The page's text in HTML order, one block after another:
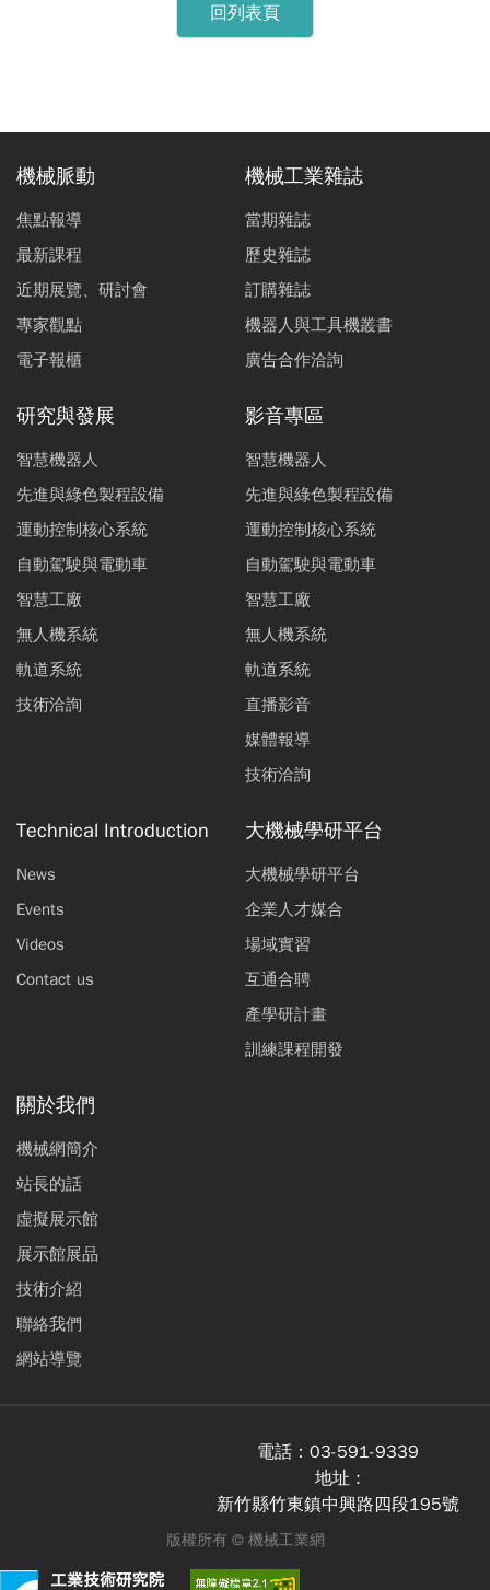
回列表頁
機械脈動
焦點報導
最新課程
近期展覽、研討會
專家觀點
電子報櫃
機械工業雜誌
當期雜誌
歷史雜誌
訂購雜誌
機器人與工具機叢書
廣告合作洽詢
研究與發展
智慧機器人
先進與綠色製程設備
運動控制核心系統
自動駕駛與電動車
智慧工廠
無人機系統
軌道系統
技術洽詢
影音專區
智慧機器人
先進與綠色製程設備
運動控制核心系統
自動駕駛與電動車
智慧工廠
無人機系統
軌道系統
直播影音
媒體報導
技術洽詢
Technical Introduction
News
Events
Videos
Contact us
大機械學研平台
大機械學研平台
企業人才媒合
場域實習
互通合聘
產學研計畫
訓練課程開發
關於我們
機械網簡介
站長的話
虛擬展示館
展示館展品
技術介紹
聯絡我們
網站導覽
電話： 03-591-9339
地址 :
新竹縣竹東鎮中興路四段195號
版權所有 © 機械工業網